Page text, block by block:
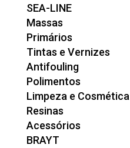
SEA-LINE
Massas
Primários
Tintas e Vernizes
Antifouling
Polimentos
Limpeza e Cosmética
Resinas
Acessórios
BRAYT